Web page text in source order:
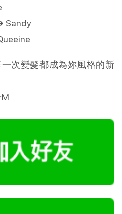
Sandy
一次變髮都成為妳風格的新